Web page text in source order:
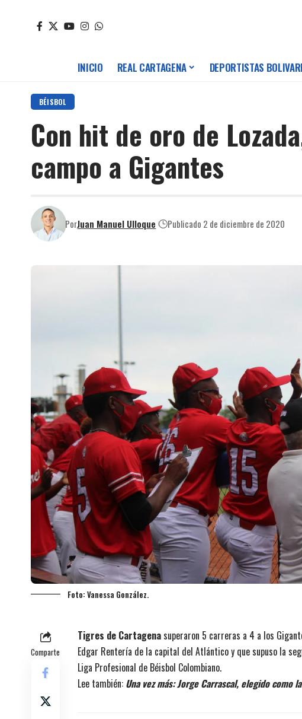
INICIO REAL CARTAGENA DEPORTISTAS
BÉISBOL
Con hit de oro de
campo a Gigantes
PorJuan Manuel Ulloque Publicado 2 de diciembre de 2020
Foto: Vanessa González.
Comparte
Tigres de Cartagenasuperaron 5 carreras a 4 a los
Edgar Rentería de la capital del Atlántico y que supuso la
Liga Profesional de Béisbol Colombiano.
Lee también: Una vez más: Jorge Carrascal, elegido como